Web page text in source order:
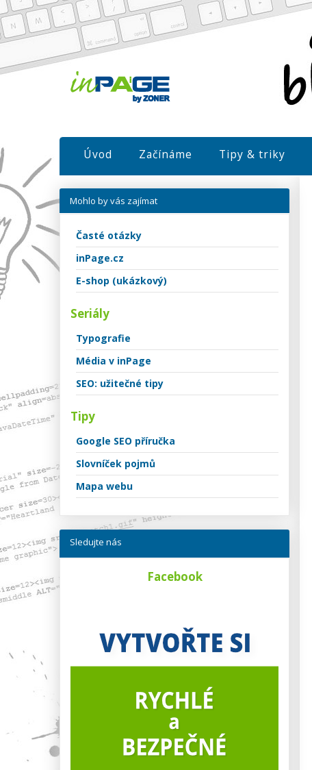
Úvod Začínáme Tipy & triky
Mohlo by vás zajímat
Časté otázky
inPage.cz
E-shop (ukázkový)
Seriály
Typografie
Média v inPage
SEO: užitečné tipy
Tipy
Google SEO příručka
Slovníček pojmů
Mapa webu
Sledujte nás
Facebook